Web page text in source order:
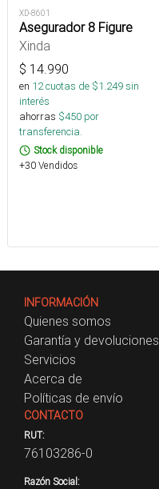
XD-8601
Asegurador 8 Figure
Xinda
$ 14.990
en 12cuotas de $1.249sin
interés
ahorras $450 por
transferencia.
Stock disponible
+30 Vendidos
INFORMACIÓN
Quienes somos
Garantía y devoluciones
Servicios
Acerca de
Políticas de envío
CONTACTO
RUT:
76103286-0
Razón Social: